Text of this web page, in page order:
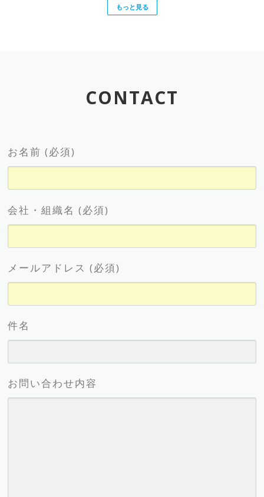
もっと見る
CONTACT
お名前 (必須)
会社・組織名 (必須)
メールアドレス (必須)
件名
お問い合わせ内容